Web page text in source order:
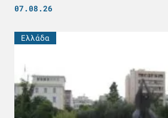
07.08.26
Ελλάδα